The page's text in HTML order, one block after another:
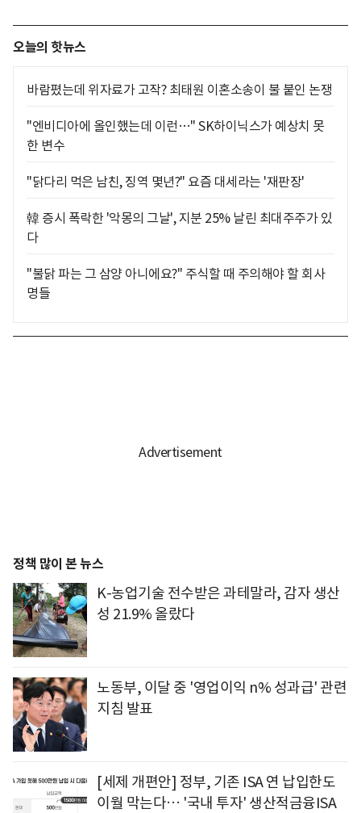
오늘의 핫뉴스
바람폈는데 위자료가 고작? 최태원 이혼소송이 불 붙인 논쟁
"엔비디아에 올인했는데 이런…" SK하이닉스가 예상치 못
한 변수
"닭다리 먹은 남친, 징역 몇년?" 요즘 대세라는 '재판장'
韓 증시 폭락한 '악몽의 그날', 지분 25% 날린 최대주주가 있
다
"불닭 파는 그 삼양 아니에요?" 주식할 때 주의해야 할 회사
명들
정책 많이 본 뉴스
K-농업기술 전수받은 과테말라, 감자 생산
성 21.9% 올랐다
노동부, 이달 중 '영업이익 n% 성과급' 관련
지침 발표
[세제 개편안] 정부, 기존 ISA 연 납입한도
이월 막는다… '국내 투자' 생산적금융ISA